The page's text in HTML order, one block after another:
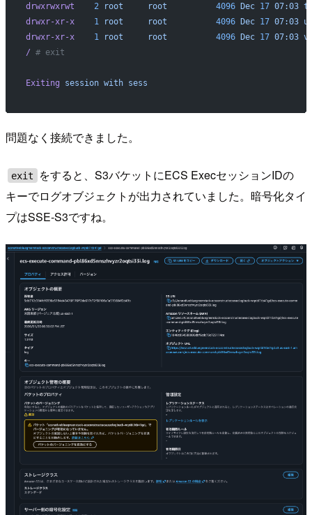
drwxrwxrwt
    2
root
     root
          4096
Dec 17 07:03
drwxr-xr-x
    1
root
     root
          4096
Dec 17 07:03
drwxr-xr-x
    1
root
     root
          4096
Dec 17 07:03
/ # exit
Exiting session with sess
問題なく接続できました。
exit
をすると、S3バケットにECS ExecセッションIDの
キーでログオブジェクトが出力されていました。暗号化タイ
プはSSE-S3ですね。